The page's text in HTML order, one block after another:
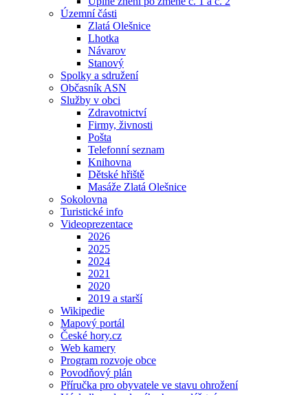
Územní části
Zlatá Olešnice
Lhotka
Návarov
Stanový
Spolky a sdružení
Občasník ASN
Služby v obci
Zdravotnictví
Firmy, živnosti
Pošta
Telefonní seznam
Knihovna
Dětské hřiště
Masáže Zlatá Olešnice
Sokolovna
Turistické info
Videoprezentace
2026
2025
2024
2021
2020
2019 a starší
Wikipedie
Mapový portál
České hory.cz
Web kamery
Program rozvoje obce
Povodňový plán
Příručka pro obyvatele ve stavu ohrožení